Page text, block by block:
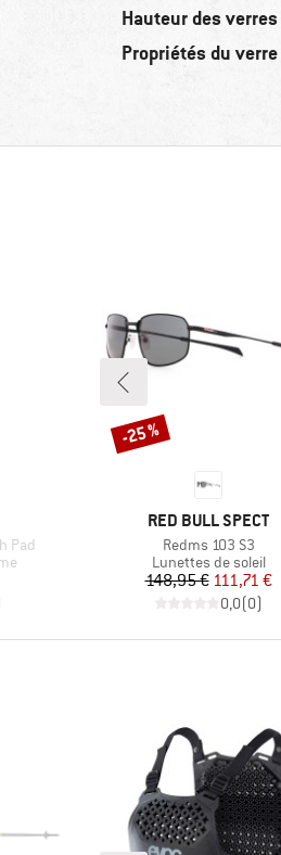
Hauteur des verres
Propriétés du verre
Pad
MARQUE
RED BULL SPECT
Article
Redms 103 S3
Product group
Lunettes de soleil
Prix
148,95 €Prix réduit
111,71 €
0,0(0)
Remise
-25 %